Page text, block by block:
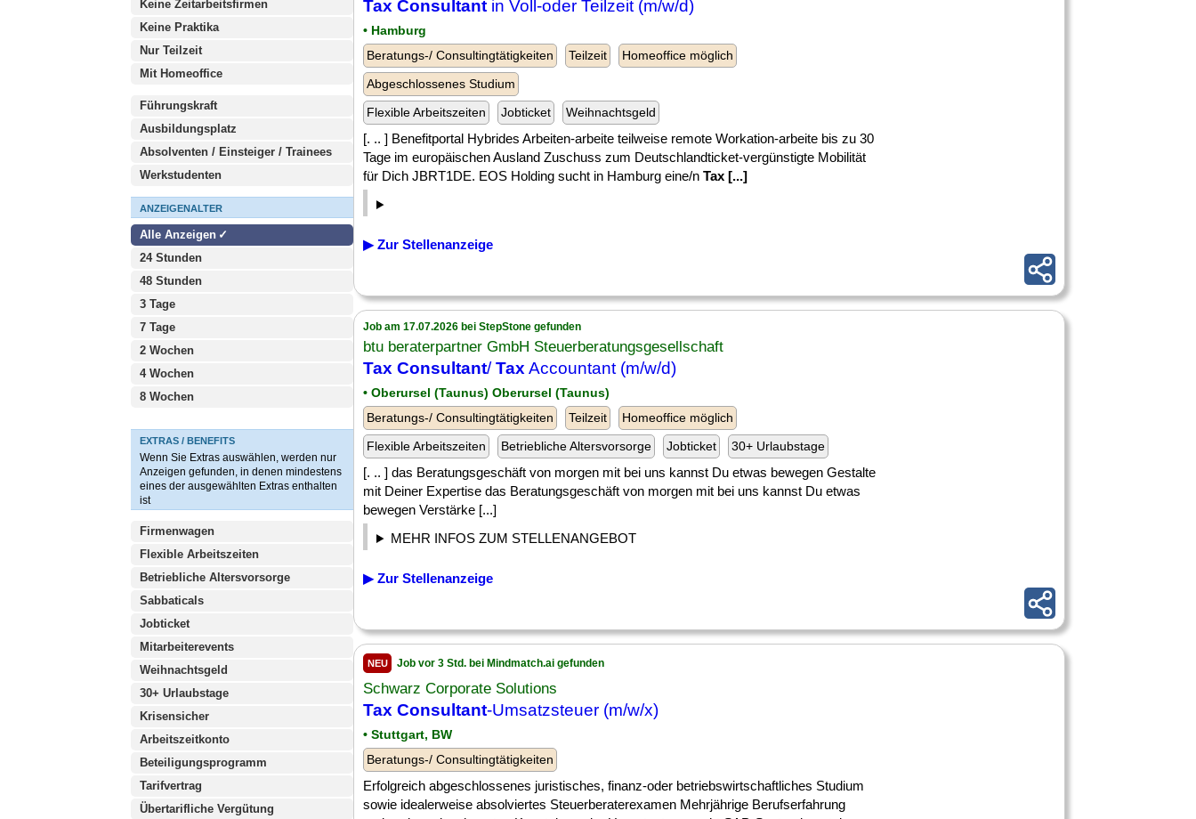
Keine Zeitarbeitsfirmen
Keine Praktika
Nur Teilzeit
Mit Homeoffice
Führungskraft
Ausbildungsplatz
Absolventen / Einsteiger / Trainees
Werkstudenten
ANZEIGENALTER
Alle Anzeigen
24 Stunden
48 Stunden
3 Tage
7 Tage
2 Wochen
4 Wochen
8 Wochen
EXTRAS / BENEFITS
Wenn Sie Extras auswählen, werden nur
Anzeigen gefunden, in denen mindestens
eines der ausgewählten Extras enthalten
ist
Firmenwagen
Flexible Arbeitszeiten
Betriebliche Altersvorsorge
Sabbaticals
Jobticket
Mitarbeiterevents
Weihnachtsgeld
30+ Urlaubstage
Krisensicher
Arbeitszeitkonto
Beteiligungsprogramm
Tarifvertrag
Übertarifliche Vergütung
Tax Consultant in Voll-oder Teilzeit (m/w/d)
• Hamburg
Beratungs-/ Consultingtätigkeiten
Teilzeit
Homeoffice möglich
Abgeschlossenes Studium
Flexible Arbeitszeiten
Jobticket Weihnachtsgeld
[. .. ] Benefitportal Hybrides Arbeiten-arbeite teilweise remote Workation-arbeite bis zu 30
Tage im europäischen Ausland Zuschuss zum Deutschlandticket-vergünstigte Mobilität
für Dich JBRT1DE. EOS Holding sucht in Hamburg eine/n Tax [...]
▶ Zur Stellenanzeige
Job am 17.07.2026 bei StepStone gefunden
btu beraterpartner GmbH Steuerberatungsgesellschaft
Tax Consultant/Tax Accountant (m/w/d)
• Oberursel (Taunus) Oberursel (Taunus)
Beratungs-/ Consultingtätigkeiten
Teilzeit
Homeoffice möglich
Flexible Arbeitszeiten
Betriebliche Altersvorsorge Jobticket 30+ Urlaubstage
[. .. ] das Beratungsgeschäft von morgen mit bei uns kannst Du etwas bewegen Gestalte
mit Deiner Expertise das Beratungsgeschäft von morgen mit bei uns kannst Du etwas
bewegen Verstärke [...]
MEHR INFOS ZUM STELLENANGEBOT
▶ Zur Stellenanzeige
NEU Job vor 3 Std. bei Mindmatch.ai gefunden
Schwarz Corporate Solutions
Tax Consultant-Umsatzsteuer (m/w/x)
• Stuttgart, BW
Beratungs-/ Consultingtätigkeiten
Erfolgreich abgeschlossenes juristisches, finanz-oder betriebswirtschaftliches Studium
sowie idealerweise absolviertes Steuerberaterexamen Mehrjährige Berufserfahrung